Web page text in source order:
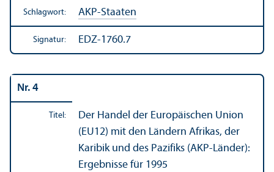
Schlagwort: AKP-Staaten
Signatur: EDZ-1760.7
Nr. 4
Titel:
Der Handel der Europäischen Union
(EU12) mit den Ländern Afrikas, der
Karibik und des Pazifiks (AKP-Länder):
Ergebnisse für 1995